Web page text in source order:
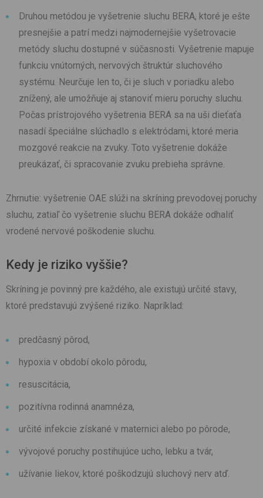
Druhou metódou je vyšetrenie sluchu BERA, ktoré je ešte
presnejšie a patrí medzi najmodernejšie vyšetrovacie
metódy sluchu dostupné v súčasnosti. Vyšetrenie mapuje
funkciu vnútorných, nervových štruktúr sluchového
systému. Neurčuje len to, či je sluch v poriadku alebo
znížený, ale umožňuje aj stanoviť mieru poruchy sluchu.
Počas prístrojového vyšetrenia BERA sa na uši dieťaťa
nasadí špeciálne slúchadlo s elektródami, ktoré meria
mozgové reakcie na zvuky. Toto vyšetrenie dokáže
preukázať, či spracovanie zvuku prebieha správne.
Zhrnutie: vyšetrenie OAE slúži na skríning prevodovej poruchy
sluchu, zatiaľ čo vyšetrenie sluchu BERA dokáže odhaliť
vrodené nervové poškodenie sluchu.
Kedy je riziko vyššie?
Skríning je povinný pre každého, ale existujú určité stavy,
ktoré predstavujú zvýšené riziko. Napríklad:
predčasný pôrod,
hypoxia v období okolo pôrodu,
resuscitácia,
pozitívna rodinná anamnéza,
určité infekcie získané v maternici alebo po pôrode,
vývojové poruchy postihujúce ucho, lebku a tvár,
užívanie liekov, ktoré poškodzujú sluchový nerv atď.